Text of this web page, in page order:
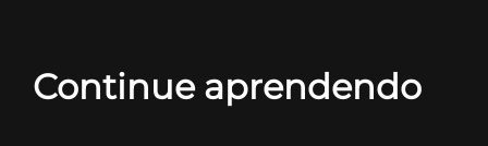
Continue aprendendo